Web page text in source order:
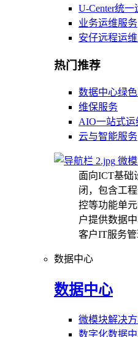
U-Center统一
业务运维服务
安仔远程运
热门推荐
数据中心绿
维保服务
AIO一站式
云与智能服务
微
面向ICT基础
闭，包含工
控等功能单
户提供数据
客户IT服务管
数据中心
数据中心
微模块解决
数字化数据中